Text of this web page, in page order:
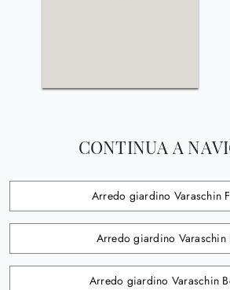
CONTINUA A
Arredo giardino Varaschin
Arredo giardino Varaschin
Arredo giardino Varaschin